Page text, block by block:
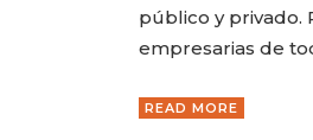
público y privado.
empresarias de
READ MORE